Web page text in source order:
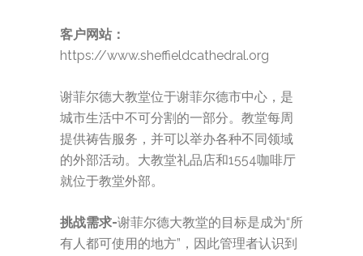
客户网站：
https://www.sheffieldcathedral.org
谢菲尔德大教堂位于谢菲尔德市中心，是
城市生活中不可分割的一部分。教堂每周
提供祷告服务，并可以举办各种不同领域
的外部活动。大教堂礼品店和1554咖啡厅
就位于教堂外部。
挑战需求-谢菲尔德大教堂的目标是成为“所
有人都可使用的地方”，因此管理者认识到